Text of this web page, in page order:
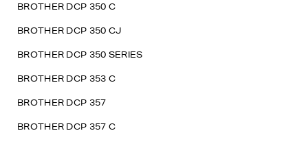
BROTHER DCP 350 C
BROTHER DCP 350 CJ
BROTHER DCP 350 SERIES
BROTHER DCP 353 C
BROTHER DCP 357
BROTHER DCP 357 C